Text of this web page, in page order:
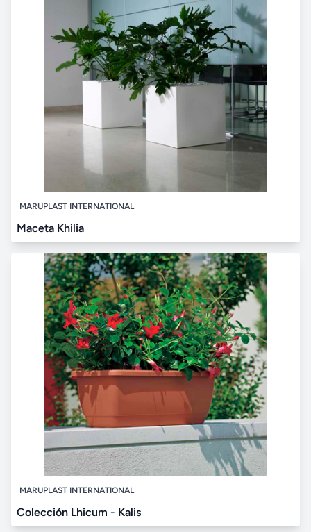
MARUPLAST INTERNATIONAL
Maceta Khilia
MARUPLAST INTERNATIONAL
Colección Lhicum - Kalis